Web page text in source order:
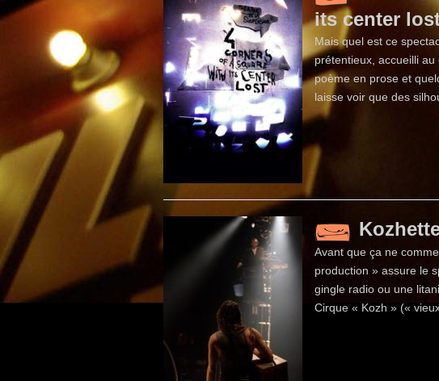
its center
Mais quel est ce
prétentieux, accueilli
poème en prose et
laisse voir que des
Avant que ça ne
production » assure le
gingle radio ou une
Cirque « Kozh » («